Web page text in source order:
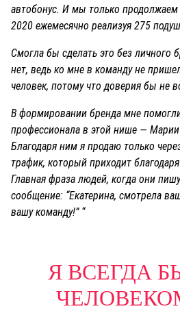
автобонус. И мы только продолжаем
2020 ежемесячно реализуя 275
Смогла бы сделать это без личного
нет, ведь ко мне в команду не
человек, потому что доверия бы не
В формировании бренда мне
профессионала в этой нише — Марии
Благодаря ним я продаю только
трафик, который приходит
Главная фраза людей, когда они
сообщение: “Екатерина, смотрела
вашу команду!” “
Я ВСЕГДА